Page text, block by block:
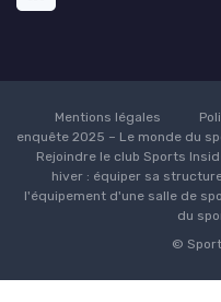
Mentions légales
enquête 2025 – Le monde du
Rejoindre le club Sports
hiver : équiper sa
l'équipement d'une salle de
du
©